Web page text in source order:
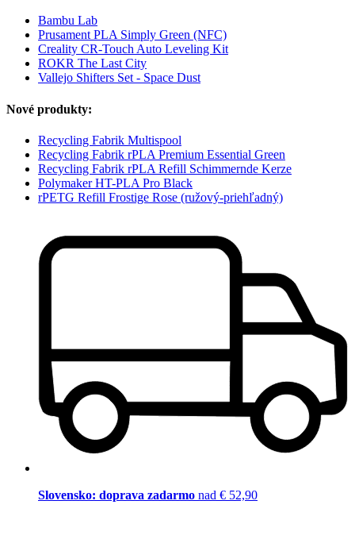
Bambu Lab
Prusament PLA Simply Green (NFC)
Creality CR-Touch Auto Leveling Kit
ROKR The Last City
Vallejo Shifters Set - Space Dust
Nové produkty:
Recycling Fabrik Multispool
Recycling Fabrik rPLA Premium Essential Green
Recycling Fabrik rPLA Refill Schimmernde Kerze
Polymaker HT-PLA Pro Black
rPETG Refill Frostige Rose (ružový-priehľadný)
Slovensko: doprava zadarmo nad € 52,90